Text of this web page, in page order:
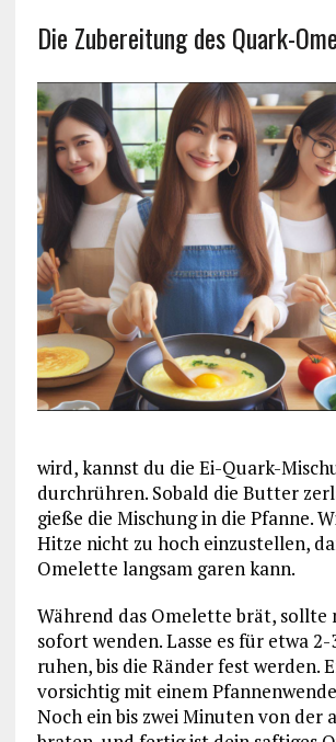
Die Zubereitung des Quark-
wird, kannst du die Ei-Quark-
durchrühren. Sobald die Butter
gieße die Mischung in die Pfanne.
Hitze nicht zu hoch einzustellen,
Omelette langsam garen kann.
Während das Omelette brät, sollte
sofort wenden. Lasse es für etwa
ruhen, bis die Ränder fest werden.
vorsichtig mit einem
Noch ein bis zwei Minuten von der